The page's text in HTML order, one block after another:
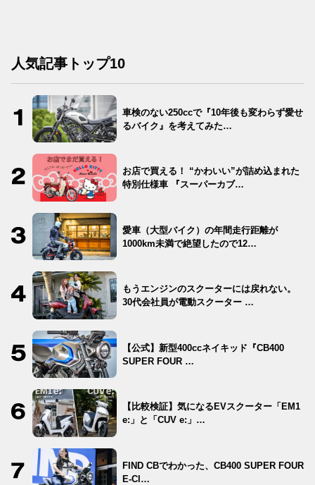
人気記事トップ10
車検のない250ccで『10年後も変わらず愛せ
るバイク』を考えてみた…
お店で買える！ “かわいい”が詰め込まれた
特別仕様車 『スーパーカブ…
愛車（大型バイク）の年間走行距離が
1000km未満で絶望したので12…
もうエンジンのスクーターには戻れない。
30代会社員が電動スクーター …
【公式】新型400ccネイキッド『CB400
SUPER FOUR …
【比較検証】気になるEVスクーター「EM1
e:」と「CUV e:」…
FIND CBでわかった、CB400 SUPER FOUR
E-Cl…